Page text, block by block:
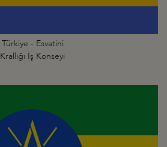
Türkiye - Esvatini
Krallığı İş Konseyi